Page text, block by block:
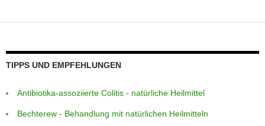
TIPPS UND EMPFEHLUNGEN
Antibiotika-assoziierte Colitis - natürliche Heilmittel
Bechterew - Behandlung mit natürlichen Heilmitteln